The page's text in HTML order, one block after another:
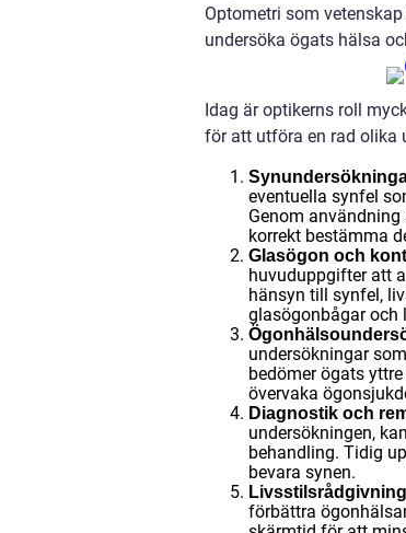
Optometri som
undersöka ögats hälsa
Idag är optikerns roll
för att utföra en rad olika
eventuella synfel
Genom
korrekt bestämma
Glasögon och
huvuduppgifter att
hänsyn till synfel,
glasögonbågar och
undersökningar
bedömer ögats
övervaka
Diagnostik och
undersökningen,
behandling. Tidig
bevara synen.
förbättra